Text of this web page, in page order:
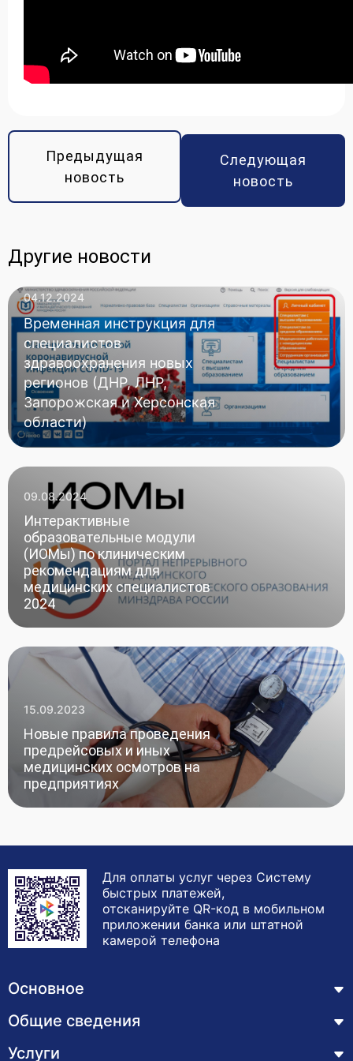
Предыдущая
новость
Следующая
новость
Другие новости
04.12.2024
Временная инструкция для
специалистов
здравоохранения новых
регионов (ДНР, ЛНР,
Запорожская и Херсонская
области)
09.08.2024
Интерактивные
образовательные модули
(ИОМы) по клиническим
рекомендациям для
медицинских специалистов
2024
15.09.2023
Новые правила проведения
предрейсовых и иных
медицинских осмотров на
предприятиях
Для оплаты услуг через Систему
быстрых платежей,
отсканируйте QR-код в мобильном
приложении банка или штатной
камерой телефона
Основное
Курсы
Лицензия
Общие сведения
Основные сведения
Услуги